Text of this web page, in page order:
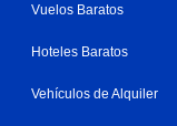
Vuelos Baratos
Hoteles Baratos
Vehículos de Alquiler